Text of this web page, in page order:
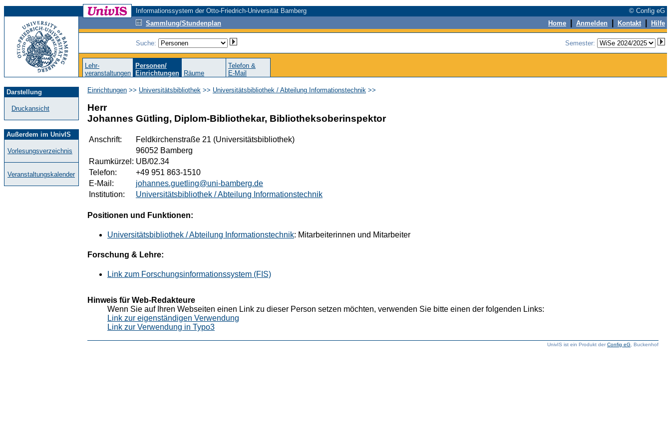
Informationssystem der Otto-Friedrich-Universität Bamberg
© Config eG
Sammlung/Stundenplan
Home Anmelden Kontakt Hilfe
Suche: Semester:
Lehr-
veranstaltungen
Personen/
Einrichtungen
Räume
Telefon &
E-Mail
Darstellung
Druckansicht
Außerdem im UnivIS
Vorlesungsverzeichnis
Veranstaltungskalender
Einrichtungen >> Universitätsbibliothek >> Universitätsbibliothek / Abteilung Informationstechnik >>
Herr
Johannes Gütling, Diplom-Bibliothekar, Bibliotheksoberinspektor
Anschrift:
Feldkirchenstraße 21 (Universitätsbibliothek)
96052 Bamberg
Raumkürzel: UB/02.34
Telefon:
+49 951 863-1510
E-Mail:
johannes.guetling@uni-bamberg.de
Institution:
Universitätsbibliothek / Abteilung Informationstechnik
Positionen und Funktionen:
Universitätsbibliothek / Abteilung Informationstechnik: Mitarbeiterinnen und Mitarbeiter
Forschung & Lehre:
Link zum Forschungsinformationssystem (FIS)
Hinweis für Web-Redakteure
Wenn Sie auf Ihren Webseiten einen Link zu dieser Person setzen möchten, verwenden Sie bitte einen der folgenden Links:
Link zur eigenständigen Verwendung
Link zur Verwendung in Typo3
UnivIS ist ein Produkt derConfig eG , Buckenhof